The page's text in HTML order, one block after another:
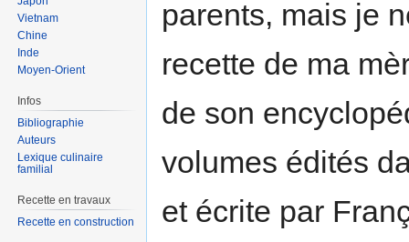
parents, mais je
recette de ma
de son
volumes édités
et écrite par
Vietnam
Chine
Inde
Moyen-Orient
Infos
Bibliographie
Auteurs
Lexique culinaire
familial
Recette en travaux
Recette en construction